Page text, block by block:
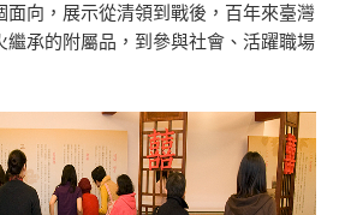
面向，展示從清領到戰後，百年來臺灣
繼承的附屬品，到參與社會、活躍職場